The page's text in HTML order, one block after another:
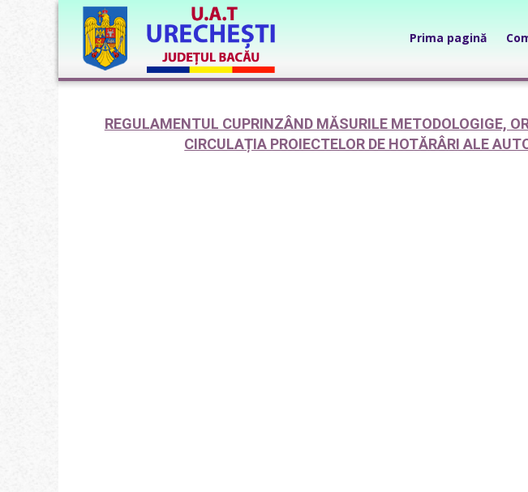
Prima pagină
REGULAMENTUL CUPRINZÂND MĂSURILE METODOLOGIGE,
CIRCULAȚIA PROIECTELOR DE HOTĂRÂRI ALE